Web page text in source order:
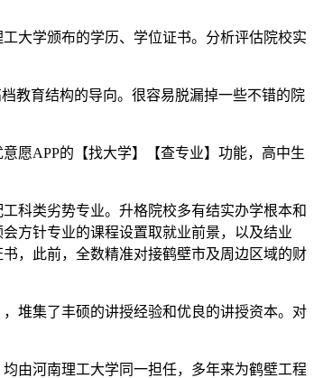
大学颁布的学历、学位证书。分析评估院校实
教育结构的导向。很容易脱漏掉一些不错的院
愿APP的【找大学】【查专业】功能，高中生
科类劣势专业。升格院校多有结实办学根本和
方针专业的课程设置取就业前景，以及结业
，此前，全数精准对接鹤壁市及周边区域的财
堆集了丰硕的讲授经验和优良的讲授资本。对
由河南理工大学同一担任，多年来为鹤壁工程